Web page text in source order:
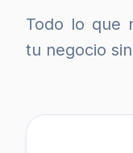
Todo lo que
tu negocio